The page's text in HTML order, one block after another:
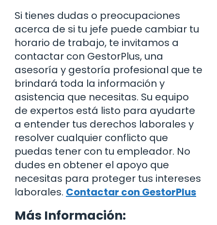
Si tienes dudas o preocupaciones
acerca de si tu jefe puede cambiar tu
horario de trabajo, te invitamos a
contactar con GestorPlus, una
asesoría y gestoría profesional que te
brindará toda la información y
asistencia que necesitas. Su equipo
de expertos está listo para ayudarte
a entender tus derechos laborales y
resolver cualquier conflicto que
puedas tener con tu empleador. No
dudes en obtener el apoyo que
necesitas para proteger tus intereses
laborales. Contactar con GestorPlus
Más Información: